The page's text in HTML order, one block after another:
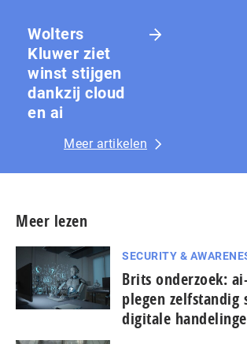
Wolters
Kluwer ziet
winst stijgen
dankzij cloud
en ai
Meer artikelen
Meer lezen
SECURITY &
Brits onderzoek:
plegen zelfstandig
digitale